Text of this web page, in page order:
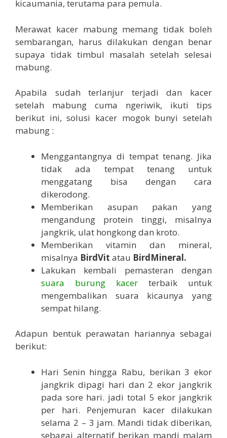
kicaumania, terutama para pemula.
Merawat kacer mabung memang tidak boleh
sembarangan, harus dilakukan dengan benar
supaya tidak timbul masalah setelah selesai
mabung.
Apabila sudah terlanjur terjadi dan kacer
setelah mabung cuma ngeriwik, ikuti tips
berikut ini, solusi kacer mogok bunyi setelah
mabung :
Menggantangnya di tempat tenang. Jika
tidak ada tempat tenang untuk
menggatang bisa dengan cara
dikerodong.
Memberikan asupan pakan yang
mengandung protein tinggi, misalnya
jangkrik, ulat hongkong dan kroto.
Memberikan vitamin dan mineral,
misalnya BirdVit atau BirdMineral.
Lakukan kembali pemasteran dengan
suara burung kacer terbaik untuk
mengembalikan suara kicaunya yang
sempat hilang.
Adapun bentuk perawatan hariannya sebagai
berikut:
Hari Senin hingga Rabu, berikan 3 ekor
jangkrik dipagi hari dan 2 ekor jangkrik
pada sore hari. jadi total 5 ekor jangkrik
per hari. Penjemuran kacer dilakukan
selama 2 – 3 jam. Mandi tidak diberikan,
sebagai alternatif berikan mandi malam